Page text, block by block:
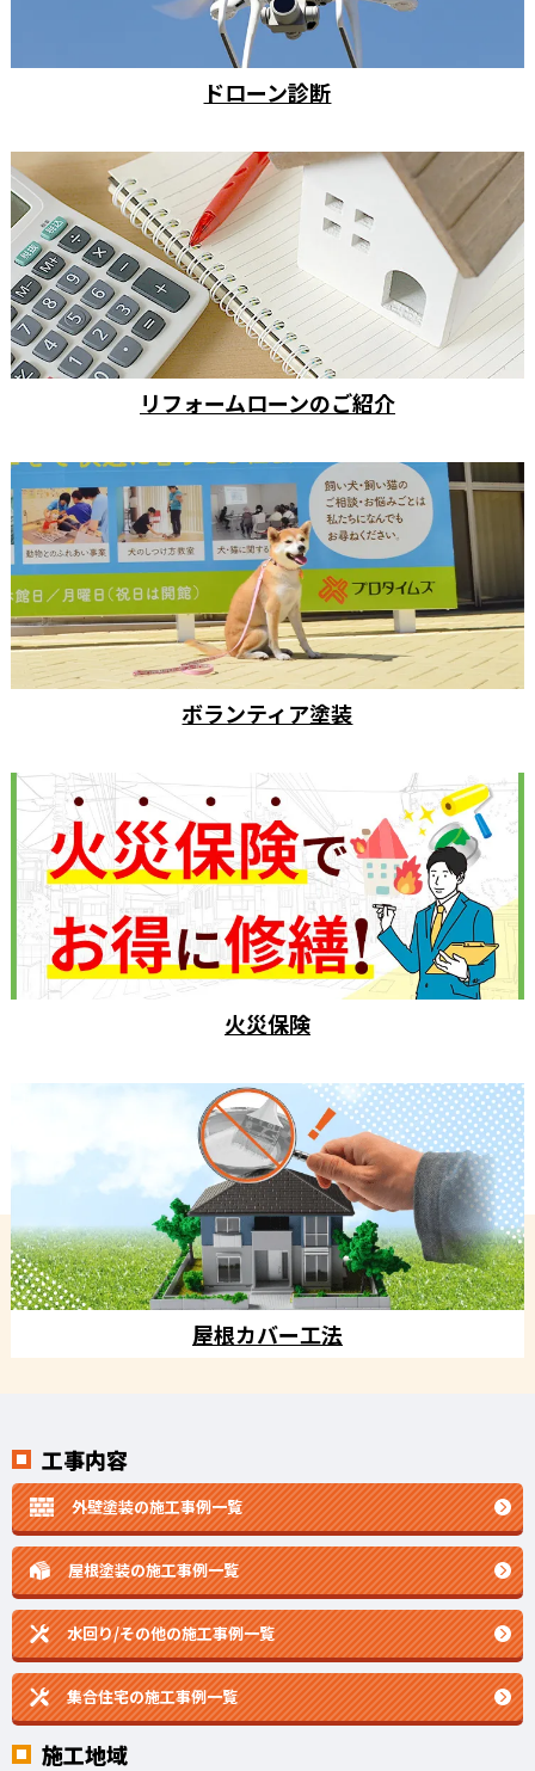
ドローン診断
リフォームローンのご紹介
ボランティア塗装
火災保険
屋根カバー工法
工事内容
外壁塗装の施工事例一覧
屋根塗装の施工事例一覧
水回り/その他の施工事例一覧
集合住宅の施工事例一覧
施工地域